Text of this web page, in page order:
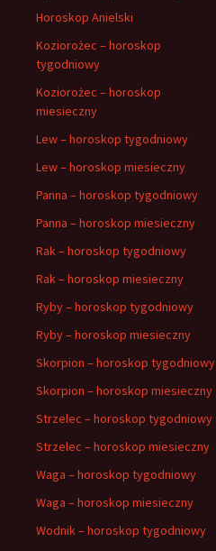
Horoskop Anielski
Koziorożec – horoskop
tygodniowy
Koziorożec – horoskop
miesieczny
Lew – horoskop tygodniowy
Lew – horoskop miesieczny
Panna – horoskop tygodniowy
Panna – horoskop miesieczny
Rak – horoskop tygodniowy
Rak – horoskop miesieczny
Ryby – horoskop tygodniowy
Ryby – horoskop miesieczny
Skorpion – horoskop tygodniowy
Skorpion – horoskop miesieczny
Strzelec – horoskop tygodniowy
Strzelec – horoskop miesieczny
Waga – horoskop tygodniowy
Waga – horoskop miesieczny
Wodnik – horoskop tygodniowy